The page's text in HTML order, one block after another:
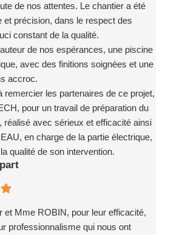
de nos attentes. Le chantier a été
et précision, dans le respect des
constant de la qualité.
de nos espérances, une piscine
avec des finitions soignées et une
accroc.
remercier les partenaires de ce projet,
pour un travail de préparation du
réalisé avec sérieux et efficacité ainsi
en charge de la partie électrique,
qualité de son intervention.
de coordination réussie, grâce à
fiables et investis.
la moindre hésitation l’entreprise
et ses partenaires à toute personne
un projet de piscine en toute
et Mme ROBIN, pour leur efficacité,
professionnalisme qui nous ont